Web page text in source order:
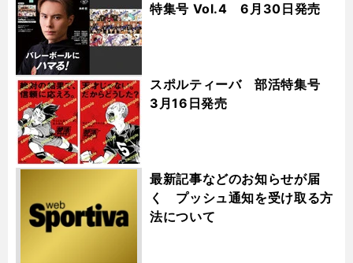
特集号 Vol.4 6月30日発売
スポルティーバ 部活特集号
3月16日発売
最新記事などのお知らせが届
く プッシュ通知を受け取る方
法について